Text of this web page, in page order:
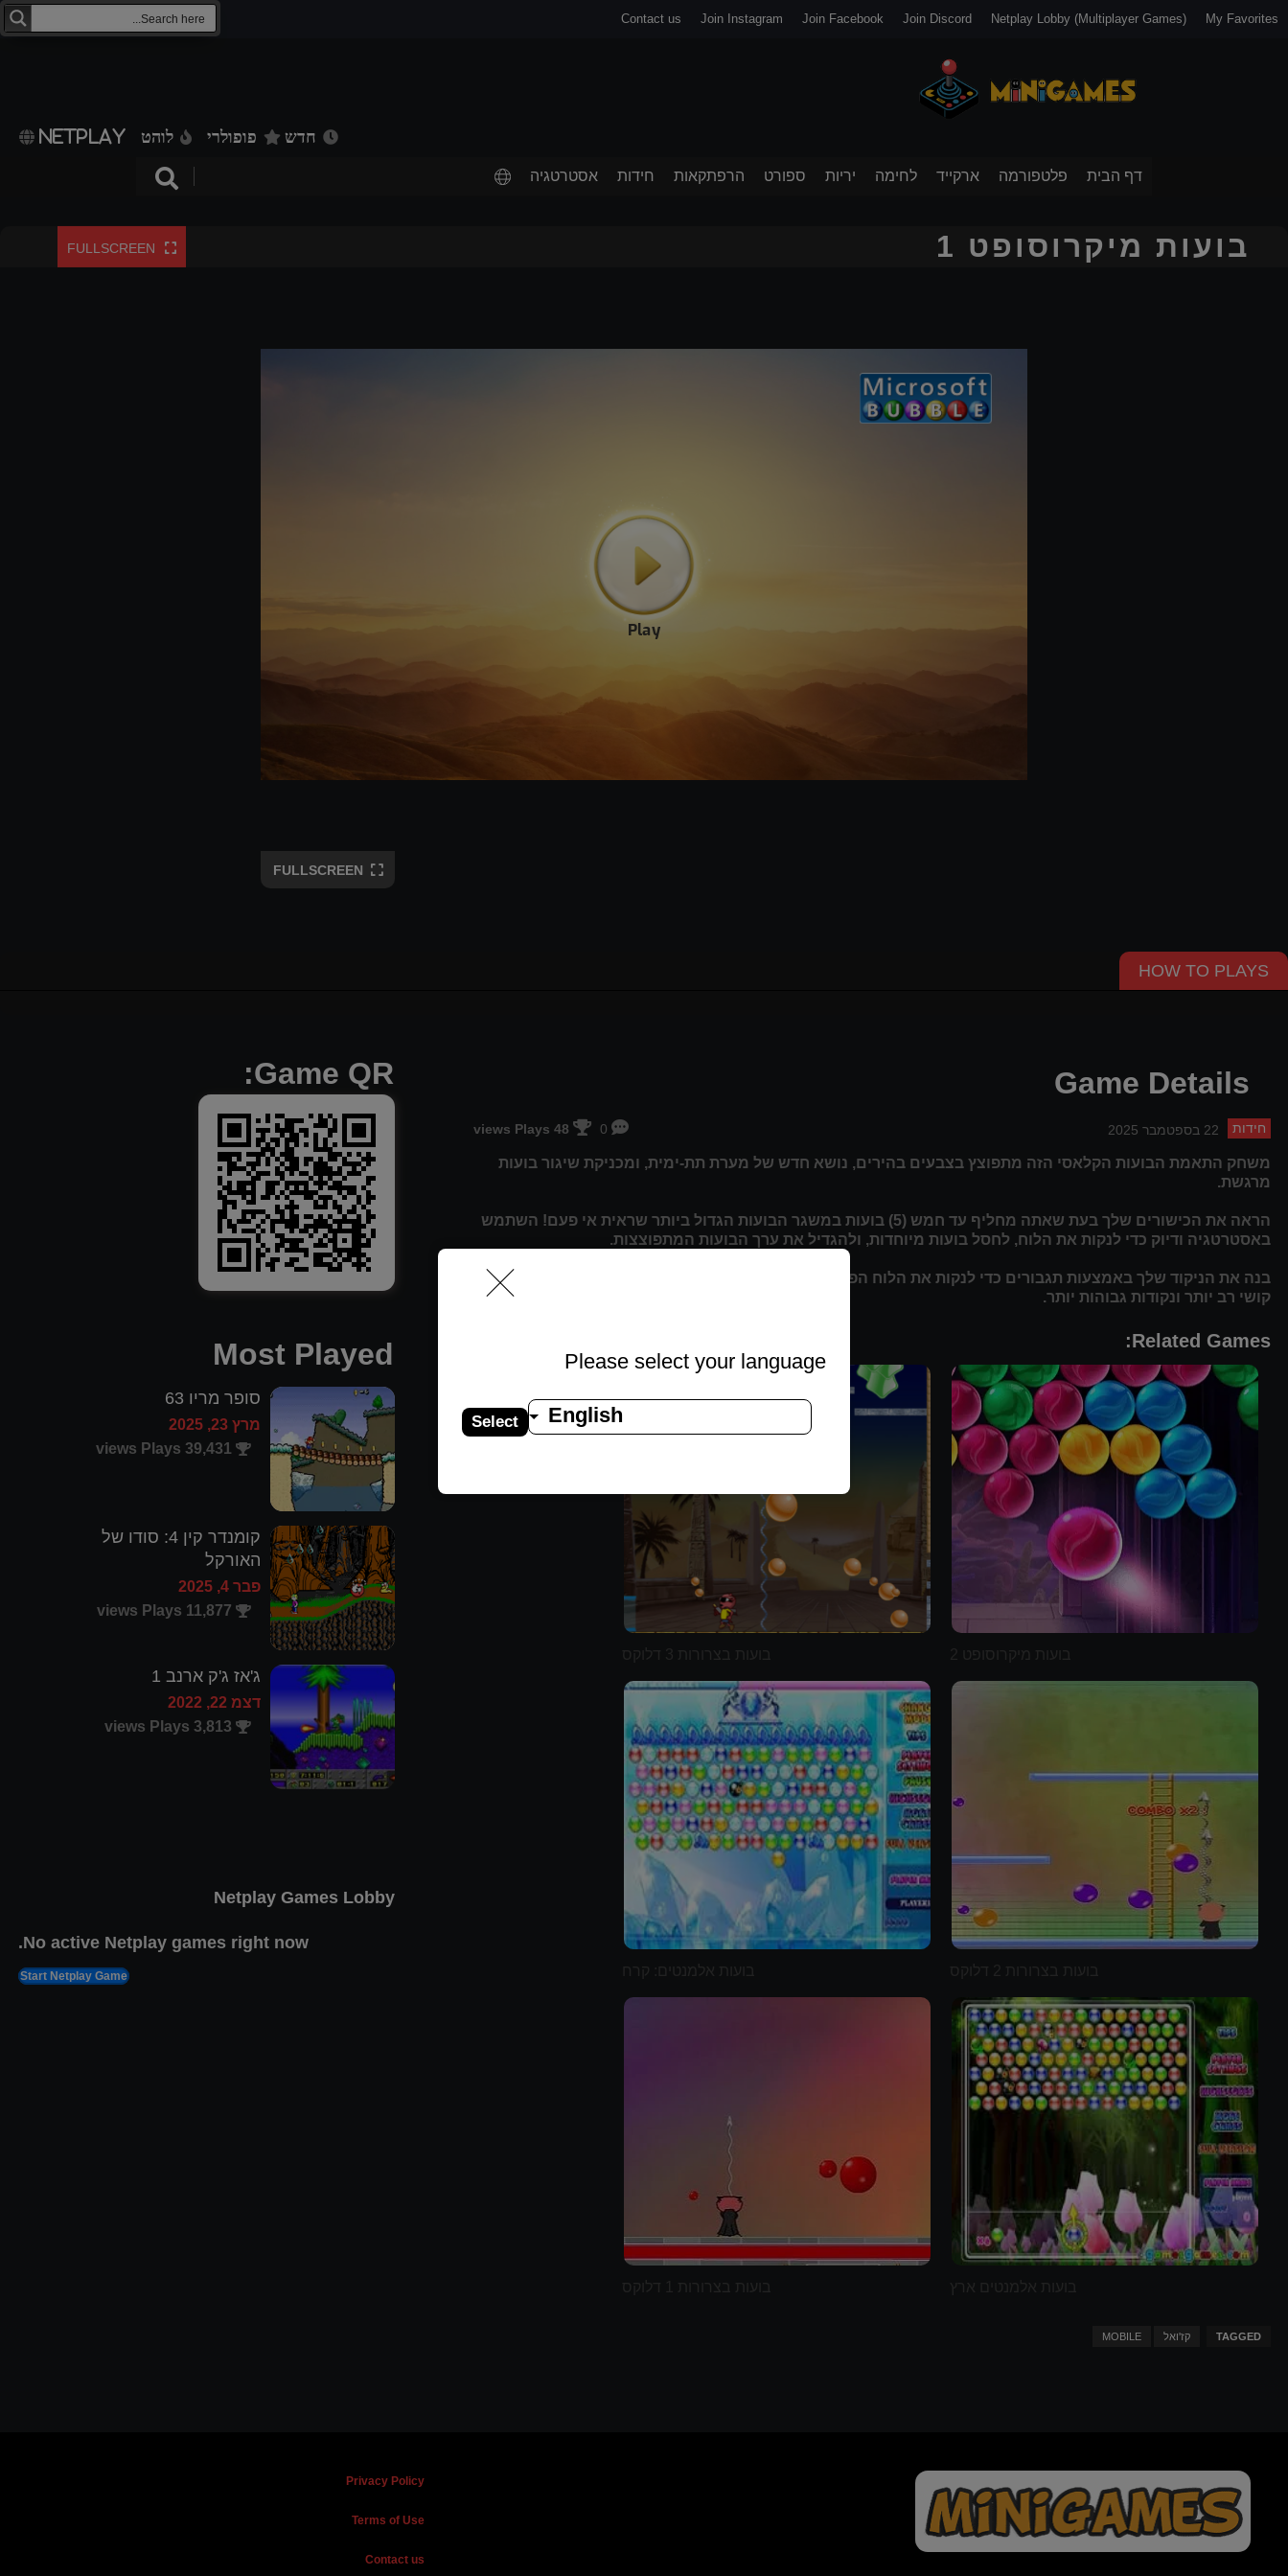
Please select your language
English
Select
My Favorites
Netplay Lobby (Multiplayer Games)
Join Discord
Join Facebook
Join Instagram
Contact us
חדש פופולרי לוהט NETPLAY
דף הבית פלטפורמה ארקייד לחימה יריות ספורט הרפתקאות חידות אסטרטגיה
בועות מיקרוסופט 1 FULLSCREEN
HOW TO PLAYS
Game Details
חידות 22 בספטמבר 2025 0
48 views Plays
משחק התאמת הבועות הקלאסי הזה מתפוצץ בצבעים בהירים, נושא חדש של מערת תת-ימית, ומכניקת שיגור בועות
מרגשת.
הראה את הכישורים שלך בעת שאתה מחליף עד חמש (5) בועות במשגר הבועות הגדול ביותר שראית אי פעם! השתמש
באסטרטגיה ודיוק כדי לנקות את הלוח, לחסל בועות מיוחדות, ולהגדיל את ערך הבועות המתפוצצות.
בנה את הניקוד שלך באמצעות תגבורים כדי לנקות את הלוח הפעיל או שמור אותם לשימוש בשלבים מאוחרים יותר עם
קושי רב יותר ונקודות גבוהות יותר.
Related Games:
TAGGED קז'ואל MOBILE
Game QR:
Most Played
סופר מריו 63
מרץ 23, 2025
39,431 views Plays
קומנדר קין 4: סודו של
האורקל
פבר 4, 2025
11,877 views Plays
ג'אז ג'ק ארנב 1
דצמ 22, 2022
3,813 views Plays
Netplay Games Lobby
No active Netplay games right now.
Start Netplay Game
Privacy Policy
Terms of Use
Contact us